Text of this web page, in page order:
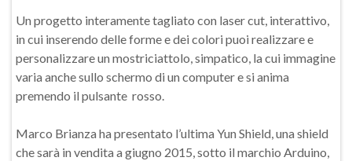
Un progetto interamente tagliato con laser cut, interattivo,
in cui inserendo delle forme e dei colori puoi realizzare e
personalizzare un mostriciattolo, simpatico, la cui immagine
varia anche sullo schermo di un computer e si anima
premendo il pulsante rosso.
Marco Brianza ha presentato l’ultima Yun Shield, una shield
che sarà in vendita a giugno 2015, sotto il marchio Arduino,